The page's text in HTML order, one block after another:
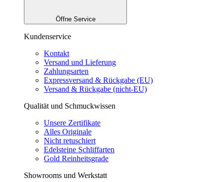
Öffne Service
Kundenservice
Kontakt
Versand und Lieferung
Zahlungsarten
Expressversand & Rückgabe (EU)
Versand & Rückgabe (nicht-EU)
Qualität und Schmuckwissen
Unsere Zertifikate
Alles Originale
Nicht retuschiert
Edelsteine Schliffarten
Gold Reinheitsgrade
Showrooms und Werkstatt